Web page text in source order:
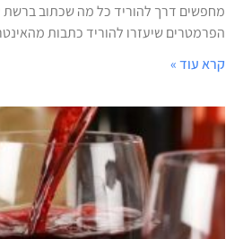
מחפשים דרך להוריד כל מה שכתוב ברשת
הפרמטרים שיעזרו להוריד כתבות
קרא עוד »